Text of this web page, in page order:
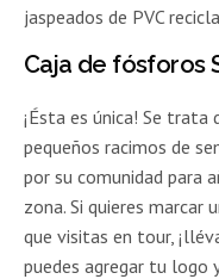
jaspeados de PVC
Caja de fósforos
¡Ésta es única! Se trata
pequeños racimos de
por su comunidad para
zona. Si quieres marcar
que visitas en tour,
puedes agregar tu logo